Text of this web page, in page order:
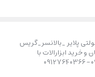
پلایر _بالانسر_گریس
خرید ابزارالات با